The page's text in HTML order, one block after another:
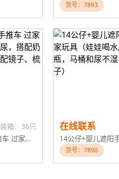
货号：7893
装箱：36只
14公仔+婴儿遮阳手推车 过家家玩具（娃娃喝水尿尿，搭配奶瓶，马桶和尿不湿，配镜子、梳子）
在线联系
货号：7890